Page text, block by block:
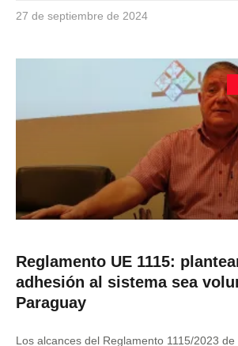
27 de septiembre de 2024
Reglamento UE 1115:
adhesión al sistema sea
Paraguay
Los alcances del Reglamento 1115/2023